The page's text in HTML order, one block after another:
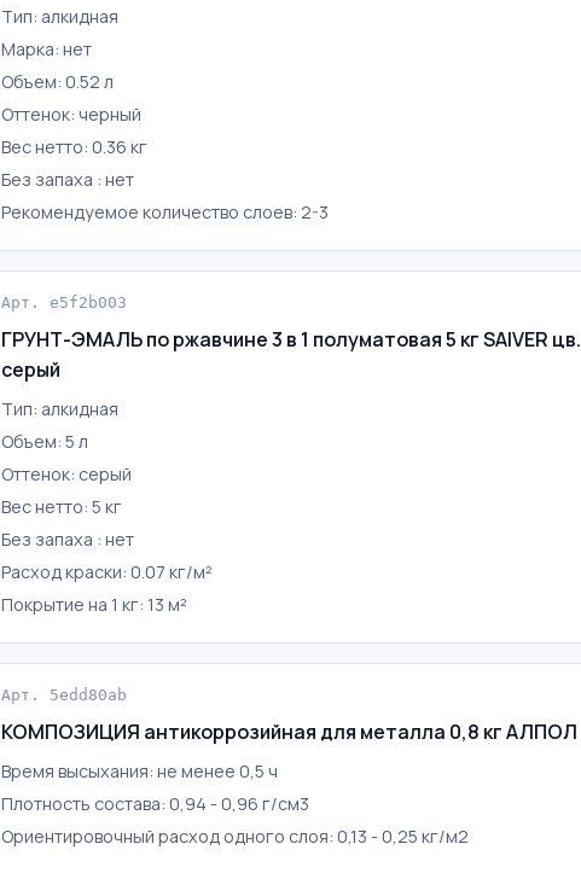
Тип: алкидная
Марка: нет
Объем: 0.52 л
Оттенок: черный
Вес нетто: 0.36 кг
Без запаха : нет
Рекомендуемое количество слоев: 2-3
Арт. e5f2b003
ГРУНТ-ЭМАЛЬ по ржавчине 3 в 1 полуматовая 5 кг SAIVER цв.
серый
Тип: алкидная
Объем: 5 л
Оттенок: серый
Вес нетто: 5 кг
Без запаха : нет
Расход краски: 0.07 кг/м²
Покрытие на 1 кг: 13 м²
Арт. 5edd80ab
КОМПОЗИЦИЯ антикоррозийная для металла 0,8 кг АЛПОЛ
Время высыхания: не менее 0,5 ч
Плотность состава: 0,94 - 0,96 г/см3
Ориентировочный расход одного слоя: 0,13 - 0,25 кг/м2